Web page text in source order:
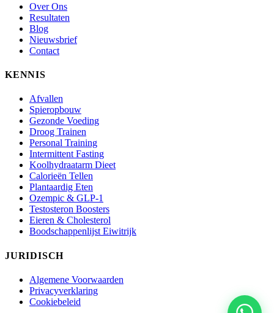
Over Ons
Resultaten
Blog
Nieuwsbrief
Contact
KENNIS
Afvallen
Spieropbouw
Gezonde Voeding
Droog Trainen
Personal Training
Intermittent Fasting
Koolhydraatarm Dieet
Calorieën Tellen
Plantaardig Eten
Ozempic & GLP-1
Testosteron Boosters
Eieren & Cholesterol
Boodschappenlijst Eiwitrijk
JURIDISCH
Algemene Voorwaarden
Privacyverklaring
Cookiebeleid